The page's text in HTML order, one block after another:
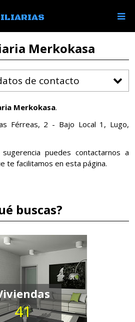
Merkokasa
de contacto
Merkokasa.
Férreas, 2 - Bajo Local 1, Lugo,
puedes contactarnos a
te facilitamos en esta página.
buscas?
41